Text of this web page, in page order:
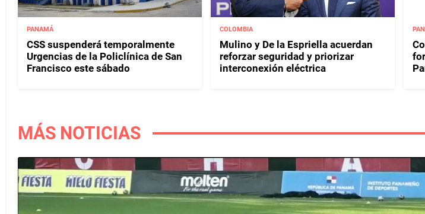
PANAMÁ
CSS suspenderá temporalmente
Urgencias de la Policlínica de San
Francisco este sábado
COLOMBIA
Mulino y De la Espriella acuerdan
reforzar seguridad y priorizar
interconexión eléctrica
MÁS NOTICIAS